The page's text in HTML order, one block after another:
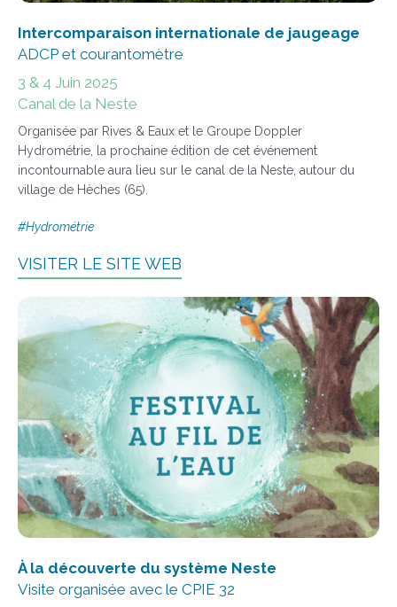
Intercomparaison internationale de jaugeage
ADCP et courantomètre
3 & 4 Juin 2025
Canal de la Neste
Organisée par Rives & Eaux et le Groupe Doppler
Hydrométrie, la prochaine édition de cet événement
incontournable aura lieu sur le canal de la Neste, autour du
village de Hèches (65).
#Hydrométrie
VISITER LE SITE WEB
À la découverte du système Neste
Visite organisée avec le CPIE 32